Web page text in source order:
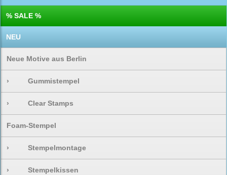
% SALE %
NEU
Neue Motive aus Berlin
› Gummistempel
› Clear Stamps
Foam-Stempel
› Stempelmontage
› Stempelkissen